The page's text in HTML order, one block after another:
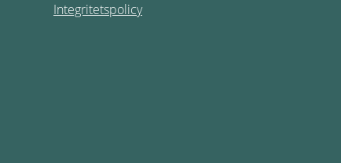
Integritetspolicy